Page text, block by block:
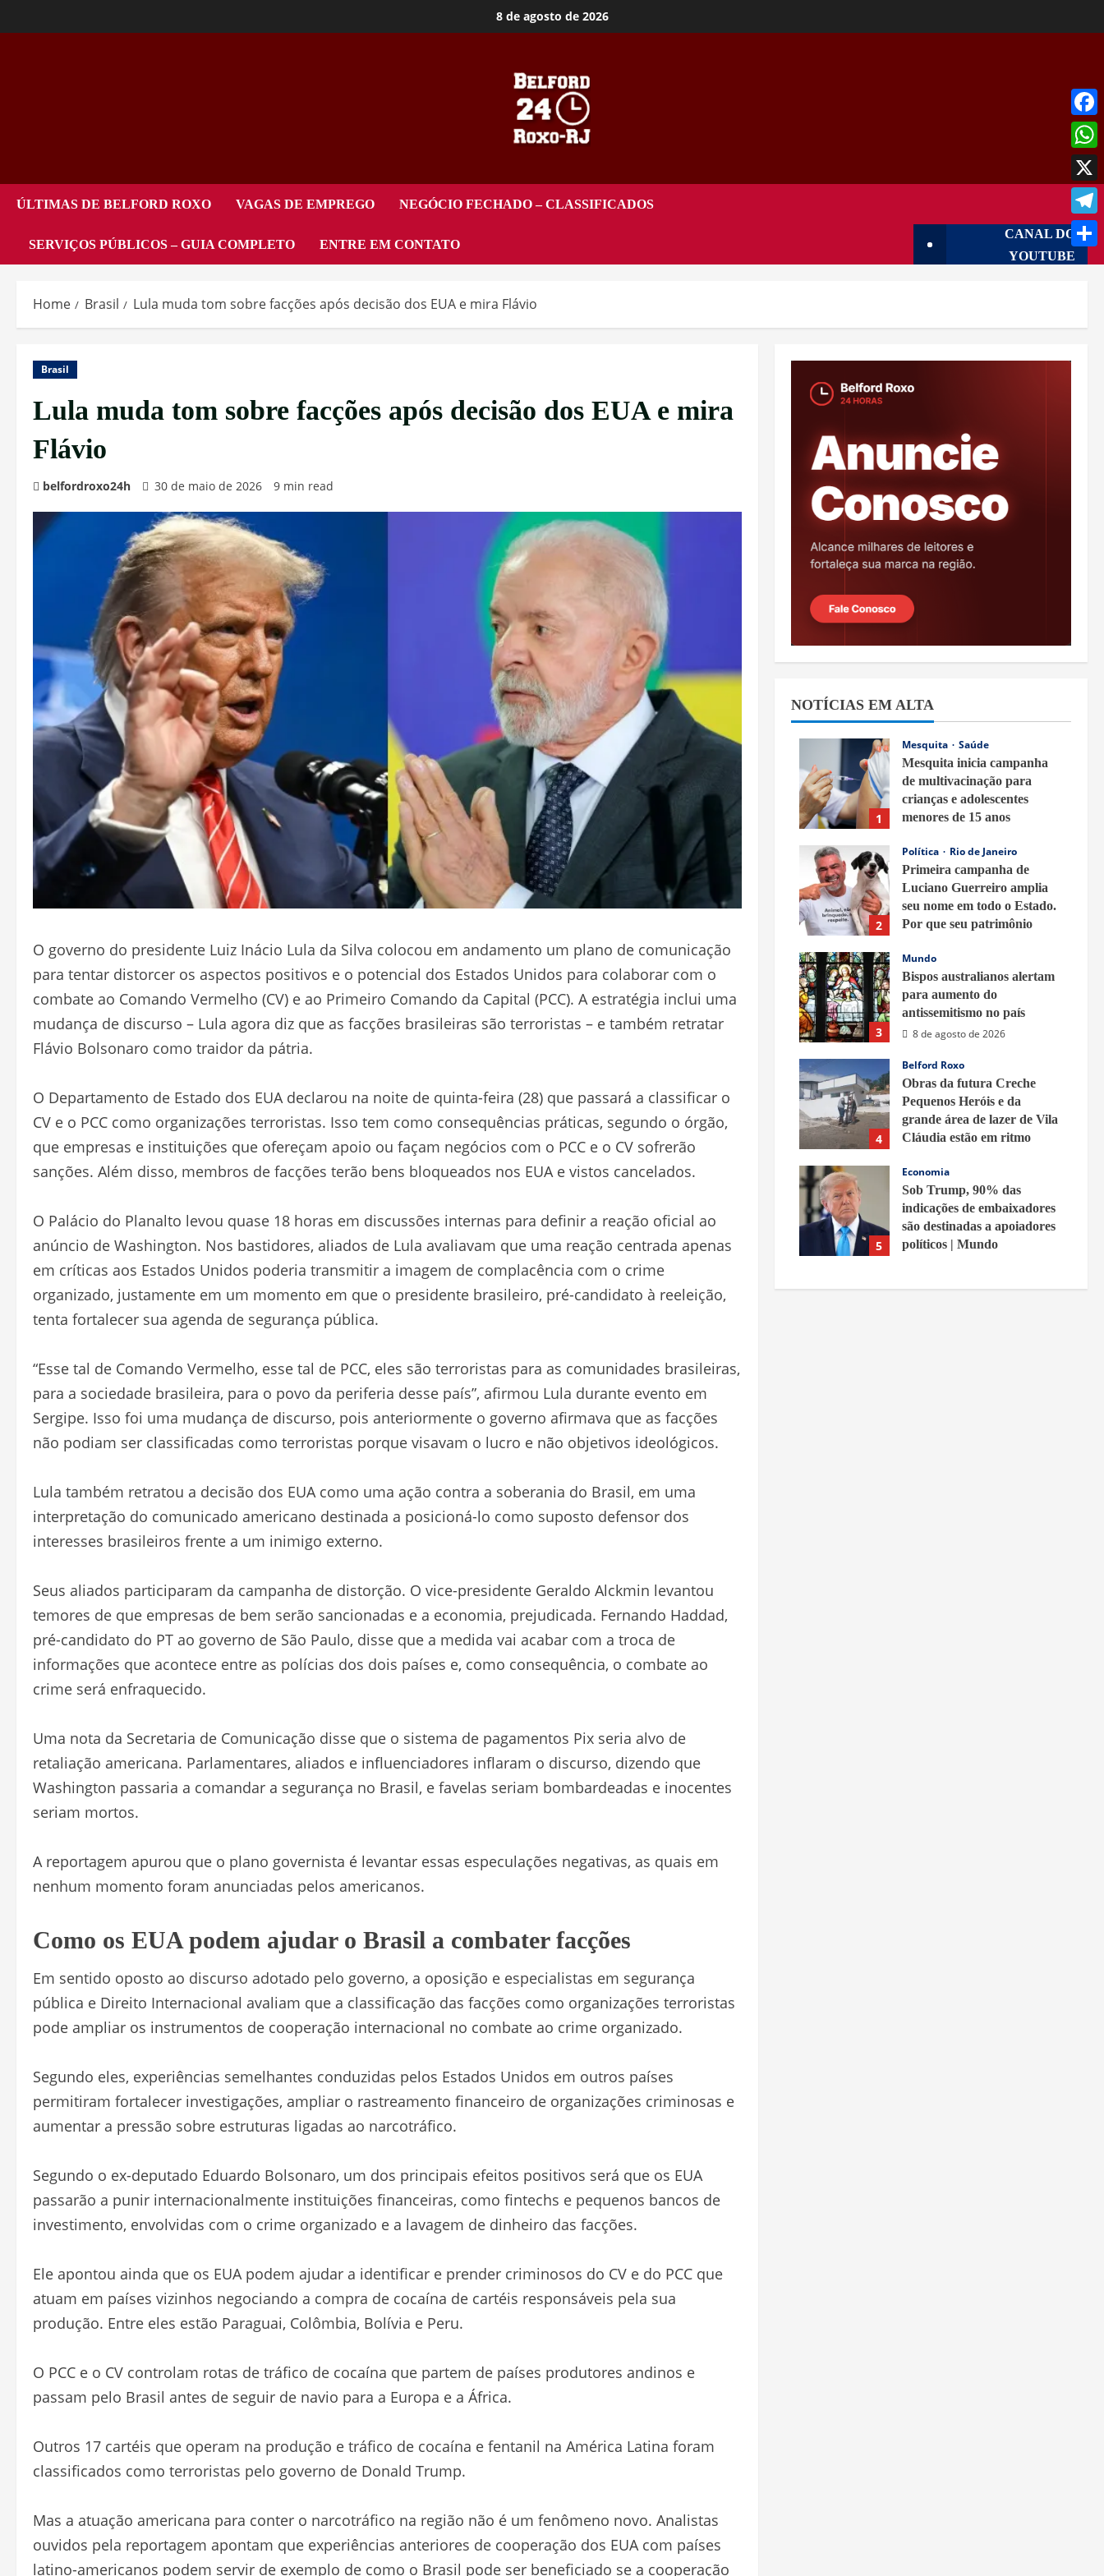
8 de agosto de 2026
ÚLTIMAS DE BELFORD ROXO VAGAS DE EMPREGO NEGÓCIO FECHADO – CLASSIFICADOS
SERVIÇOS PÚBLICOS – GUIA COMPLETO ENTRE EM CONTATO
CANAL DO
YOUTUBE
Home Brasil Lula muda tom sobre facções após decisão dos EUA e mira Flávio
Brasil
Lula muda tom sobre facções após decisão dos EUA e mira
Flávio
belfordroxo24h 30 de maio de 2026 9 min read
O governo do presidente Luiz Inácio Lula da Silva colocou em andamento um plano de comunicação
para tentar distorcer os aspectos positivos e o potencial dos Estados Unidos para colaborar com o
combate ao Comando Vermelho (CV) e ao Primeiro Comando da Capital (PCC). A estratégia inclui uma
mudança de discurso – Lula agora diz que as facções brasileiras são terroristas – e também retratar
Flávio Bolsonaro como traidor da pátria.
O Departamento de Estado dos EUA declarou na noite de quinta-feira (28) que passará a classificar o
CV e o PCC como organizações terroristas. Isso tem como consequências práticas, segundo o órgão,
que empresas e instituições que ofereçam apoio ou façam negócios com o PCC e o CV sofrerão
sanções. Além disso, membros de facções terão bens bloqueados nos EUA e vistos cancelados.
O Palácio do Planalto levou quase 18 horas em discussões internas para definir a reação oficial ao
anúncio de Washington. Nos bastidores, aliados de Lula avaliavam que uma reação centrada apenas
em críticas aos Estados Unidos poderia transmitir a imagem de complacência com o crime
organizado, justamente em um momento em que o presidente brasileiro, pré-candidato à reeleição,
tenta fortalecer sua agenda de segurança pública.
“Esse tal de Comando Vermelho, esse tal de PCC, eles são terroristas para as comunidades brasileiras,
para a sociedade brasileira, para o povo da periferia desse país”, afirmou Lula durante evento em
Sergipe. Isso foi uma mudança de discurso, pois anteriormente o governo afirmava que as facções
não podiam ser classificadas como terroristas porque visavam o lucro e não objetivos ideológicos.
Lula também retratou a decisão dos EUA como uma ação contra a soberania do Brasil, em uma
interpretação do comunicado americano destinada a posicioná-lo como suposto defensor dos
interesses brasileiros frente a um inimigo externo.
Seus aliados participaram da campanha de distorção. O vice-presidente Geraldo Alckmin levantou
temores de que empresas de bem serão sancionadas e a economia, prejudicada. Fernando Haddad,
pré-candidato do PT ao governo de São Paulo, disse que a medida vai acabar com a troca de
informações que acontece entre as polícias dos dois países e, como consequência, o combate ao
crime será enfraquecido.
Uma nota da Secretaria de Comunicação disse que o sistema de pagamentos Pix seria alvo de
retaliação americana. Parlamentares, aliados e influenciadores inflaram o discurso, dizendo que
Washington passaria a comandar a segurança no Brasil, e favelas seriam bombardeadas e inocentes
seriam mortos.
A reportagem apurou que o plano governista é levantar essas especulações negativas, as quais em
nenhum momento foram anunciadas pelos americanos.
Como os EUA podem ajudar o Brasil a combater facções
Em sentido oposto ao discurso adotado pelo governo, a oposição e especialistas em segurança
pública e Direito Internacional avaliam que a classificação das facções como organizações terroristas
pode ampliar os instrumentos de cooperação internacional no combate ao crime organizado.
Segundo eles, experiências semelhantes conduzidas pelos Estados Unidos em outros países
permitiram fortalecer investigações, ampliar o rastreamento financeiro de organizações criminosas e
aumentar a pressão sobre estruturas ligadas ao narcotráfico.
Segundo o ex-deputado Eduardo Bolsonaro, um dos principais efeitos positivos será que os EUA
passarão a punir internacionalmente instituições financeiras, como fintechs e pequenos bancos de
investimento, envolvidas com o crime organizado e a lavagem de dinheiro das facções.
Ele apontou ainda que os EUA podem ajudar a identificar e prender criminosos do CV e do PCC que
atuam em países vizinhos negociando a compra de cocaína de cartéis responsáveis pela sua
produção. Entre eles estão Paraguai, Colômbia, Bolívia e Peru.
O PCC e o CV controlam rotas de tráfico de cocaína que partem de países produtores andinos e
passam pelo Brasil antes de seguir de navio para a Europa e a África.
Outros 17 cartéis que operam na produção e tráfico de cocaína e fentanil na América Latina foram
classificados como terroristas pelo governo de Donald Trump.
Mas a atuação americana para conter o narcotráfico na região não é um fenômeno novo. Analistas
ouvidos pela reportagem apontam que experiências anteriores de cooperação dos EUA com países
latino-americanos podem servir de exemplo de como o Brasil pode ser beneficiado se a cooperação
NOTÍCIAS EM ALTA
1
Mesquita
Saúde
Mesquita inicia campanha
de multivacinação para
crianças e adolescentes
menores de 15 anos
2
Política
Rio de Janeiro
Primeira campanha de
Luciano Guerreiro amplia
seu nome em todo o Estado.
Por que seu patrimônio
8 de agosto de 2026
3
Mundo
Bispos australianos alertam
para aumento do
antissemitismo no país
8 de agosto de 2026
4
Belford Roxo
Obras da futura Creche
Pequenos Heróis e da
grande área de lazer de Vila
Cláudia estão em ritmo
Belford Roxo
8 de agosto de 2026
5
Economia
Sob Trump, 90% das
indicações de embaixadores
são destinadas a apoiadores
políticos | Mundo
X